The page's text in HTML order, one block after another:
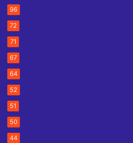
96
72
71
67
64
52
51
50
44